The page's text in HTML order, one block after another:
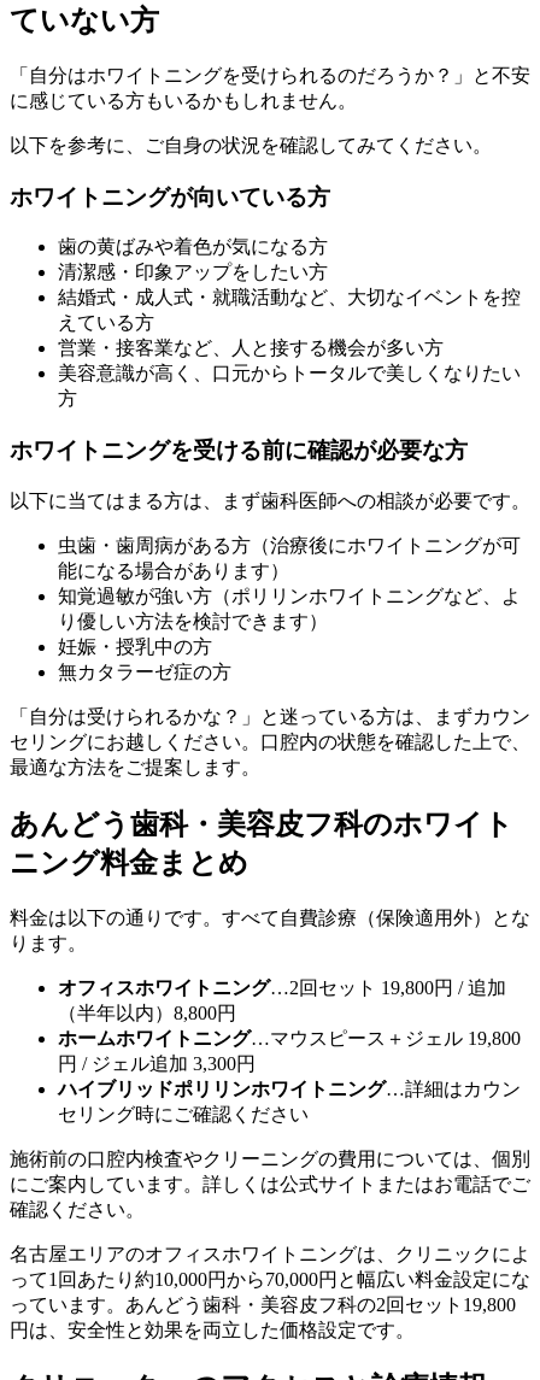
ていない方
「自分はホワイトニングを受けられるのだろうか？」と不安
に感じている方もいるかもしれません。
以下を参考に、ご自身の状況を確認してみてください。
ホワイトニングが向いている方
歯の黄ばみや着色が気になる方
清潔感・印象アップをしたい方
結婚式・成人式・就職活動など、大切なイベントを控
えている方
営業・接客業など、人と接する機会が多い方
美容意識が高く、口元からトータルで美しくなりたい
方
ホワイトニングを受ける前に確認が必要な方
以下に当てはまる方は、まず歯科医師への相談が必要です。
虫歯・歯周病がある方（治療後にホワイトニングが可
能になる場合があります）
知覚過敏が強い方（ポリリンホワイトニングなど、よ
り優しい方法を検討できます）
妊娠・授乳中の方
無カタラーゼ症の方
「自分は受けられるかな？」と迷っている方は、まずカウン
セリングにお越しください。口腔内の状態を確認した上で、
最適な方法をご提案します。
あんどう歯科・美容皮フ科のホワイト
ニング料金まとめ
料金は以下の通りです。すべて自費診療（保険適用外）とな
ります。
オフィスホワイトニング…2回セット 19,800円 / 追加
（半年以内）8,800円
ホームホワイトニング…マウスピース＋ジェル 19,800
円 / ジェル追加 3,300円
ハイブリッドポリリンホワイトニング…詳細はカウン
セリング時にご確認ください
施術前の口腔内検査やクリーニングの費用については、個別
にご案内しています。詳しくは公式サイトまたはお電話でご
確認ください。
名古屋エリアのオフィスホワイトニングは、クリニックによ
って1回あたり約10,000円から70,000円と幅広い料金設定にな
っています。あんどう歯科・美容皮フ科の2回セット19,800
円は、安全性と効果を両立した価格設定です。